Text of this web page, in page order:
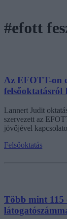
#efott
Az EFOTT-on
Lannert Judit
szervezett az
jövőjével
Felsőoktatás
Több mint 115